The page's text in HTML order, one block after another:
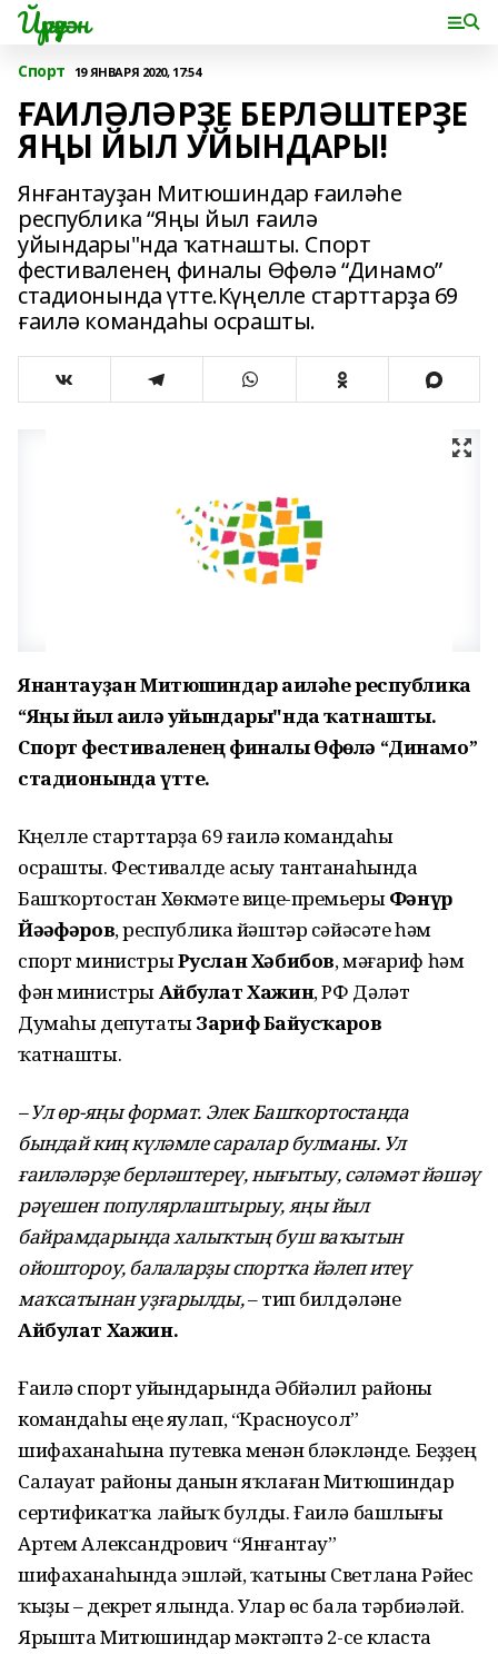
Йүрүҙән
Спорт 19 ЯНВАРЯ 2020, 17:54
ҒАИЛӘЛӘРҘЕ БЕРЛӘШТЕРҘЕ
ЯҢЫ ЙЫЛ УЙЫНДАРЫ!
Янғантауҙан Митюшиндар ғаиләһе
республика “Яңы йыл ғаилә
уйындары"нда ҡатнашты. Спорт
фестиваленең финалы Өфөлә “Динамо”
стадионында үтте.Күңелле старттарҙа 69
ғаилә командаһы осрашты.
Янғантауҙан Митюшиндар ғаиләһе республика
“Яңы йыл ғаилә уйындары"нда ҡатнашты.
Спорт фестиваленең финалы Өфөлә “Динамо”
стадионында үтте.
Күңелле старттарҙа 69 ғаилә командаһы
осрашты. Фестивалде асыу тантанаһында
Башҡортостан Хөкүмәте вице-премьерыФәнүр
Йәғәфәров, республика йәштәр сәйәсәте һәм
спорт министрыРуслан Хәбибов, мәғариф һәм
фән министрыАйбулат Хажин, РФ Дәүләт
Думаһы депутатыЗариф Байғусҡаров
ҡатнашты.
– Ул өр-яңы формат. Элек Башҡортостанда
бындай киң күләмле саралар булманы. Ул
ғаиләләрҙе берләштереү, нығытыу, сәләмәт йәшәү
рәүешен популярлаштырыу, яңы йыл
байрамдарында халыҡтың буш ваҡытын
ойоштороу, балаларҙы спортҡа йәлеп итеү
маҡсатынан уҙғарылды,– тип билдәләне
Айбулат Хажин.
Ғаилә спорт уйындарында Әбйәлил районы
командаһы еңеү яулап, “Красноусол”
шифаханаһына путевка менән бүләкләнде. Беҙҙең
Салауат районы данын яҡлаған Митюшиндар
сертификатҡа лайыҡ булды. Ғаилә башлығы
Артем Александрович “Янғантау”
шифаханаһында эшләй, ҡатыны Светлана Рәйес
ҡыҙы – декрет ялында. Улар өс бала тәрбиәләй.
Ярышта Митюшиндар мәктәптә 2-се класта